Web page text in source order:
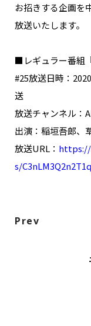
NAKAMA
FAQ
メールマガジン
お招きする企画を
放送いたします。
■レギュラー番組
#25放送日時：
送
放送チャンネル：
出演：稲垣吾郎、
放送URL：
s/
Prev